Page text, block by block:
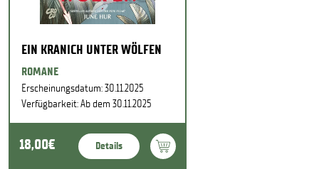
EIN KRANICH UNTER WÖLFEN
ROMANE
Erscheinungsdatum: 30.11.2025
Verfügbarkeit: Ab dem 30.11.2025
18,00€ Details